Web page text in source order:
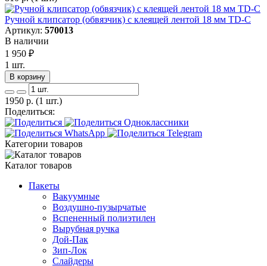
Ручной клипсатор (обвязчик) с клеящей лентой 18 мм TD-С
Артикул: 570013
В наличии
1 950 ₽
1 шт.
В корзину
1950 р. (1 шт.)
Поделиться:
Категории товаров
Каталог товаров
Пакеты
Вакуумные
Воздушно-пузырчатые
Вспененный полиэтилен
Вырубная ручка
Дой-Пак
Зип-Лок
Слайдеры